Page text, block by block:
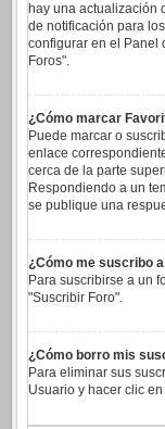
hay una actualización
de notificación para
configurar en el Panel
Foros".
¿Cómo marcar
Puede marcar o
enlace
cerca de la parte
Respondiendo a un
se publique una
¿Cómo me suscribo
Para suscribirse a un
"Suscribir Foro".
¿Cómo borro mis
Para eliminar sus
Usuario y hacer clic